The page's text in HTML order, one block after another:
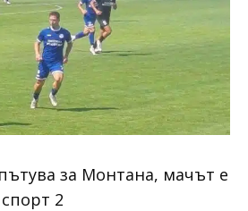
за Монтана, мачът е
2